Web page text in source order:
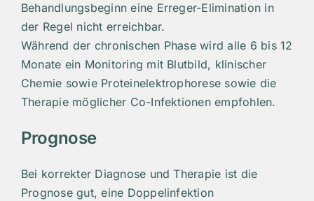
Behandlungsbeginn eine Erreger-Elimination in
der Regel nicht erreichbar.
Während der chronischen Phase wird alle 6 bis 12
Monate ein Monitoring mit Blutbild, klinischer
Chemie sowie Proteinelektrophorese sowie die
Therapie möglicher Co-Infektionen empfohlen.
Prognose
Bei korrekter Diagnose und Therapie ist die
Prognose gut, eine Doppelinfektion